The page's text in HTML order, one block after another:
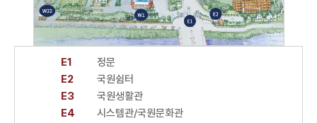
E1
정문
E2
국원쉼터
E3
국원생활관
E4
시스템관/국원문화관